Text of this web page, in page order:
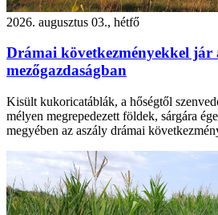
2026. augusztus 03., hétfő
Drámai következményekkel jár
mezőgazdaságban
Kisült kukoricatáblák, a hőségtől
mélyen megrepedezett földek, sárgára
megyében az aszály drámai